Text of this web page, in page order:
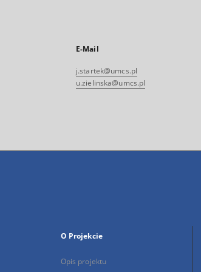
E-Mail
j.startek@umcs.pl
u.zielinska@umcs.pl
O Projekcie
Opis projektu